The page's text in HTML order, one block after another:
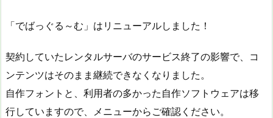
「でばっぐる～む」はリニューアルしました！
契約していたレンタルサーバのサービス終了の影響で、コ
ンテンツはそのまま継続できなくなりました。
自作フォントと、利用者の多かった自作ソフトウェアは移
行していますので、メニューからご確認ください。